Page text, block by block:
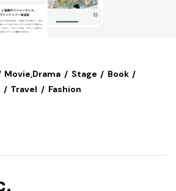
Movie,Drama Stage
Book
Travel Fashion